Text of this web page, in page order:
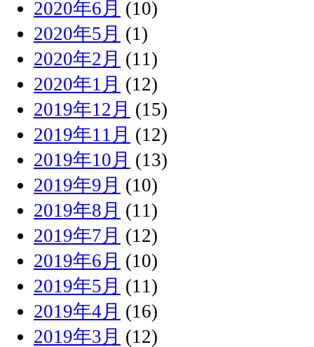
2020年6月 (10)
2020年5月 (1)
2020年2月 (11)
2020年1月 (12)
2019年12月 (15)
2019年11月 (12)
2019年10月 (13)
2019年9月 (10)
2019年8月 (11)
2019年7月 (12)
2019年6月 (10)
2019年5月 (11)
2019年4月 (16)
2019年3月 (12)